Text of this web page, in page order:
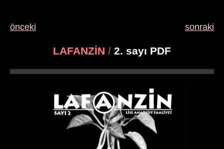
önceki sonraki
LAFANZİN / 2. sayı PDF